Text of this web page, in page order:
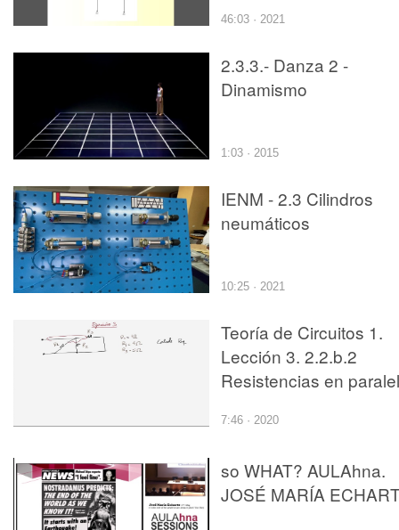
46:03 · 2021
2.3.3.- Danza 2 -
Dinamismo
1:03 · 2015
IENM - 2.3 Cilindros
neumáticos
10:25 · 2021
Teoría de Circuitos 1.
Lección 3. 2.2.b.2
Resistencias en
7:46 · 2020
so WHAT? AULAhna.
JOSÉ MARÍA